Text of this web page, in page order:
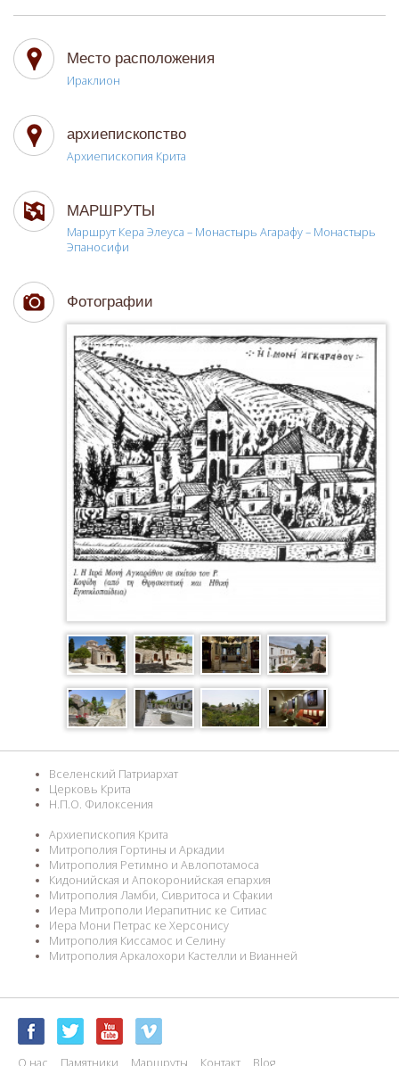
Место расположения
Ираклион
архиепископство
Архиепископия Крита
МАРШРУТЫ
Маршрут Кера Элеуса – Монастырь Агарафу – Монастырь
Эпаносифи
Фотографии
Вселенский Патриархат
Церковь Крита
Н.П.О. Филоксения
Архиепископия Крита
Митрополия Гортины и Аркадии
Митрополия Ретимно и Авлопотамоса
Кидонийская и Апокоронийская епархия
Митрополия Ламби, Сивритоса и Сфакии
Иера Митрополи Иерапитнис ке Ситиас
Иера Мони Петрас ке Херсонису
Митрополия Киссамос и Селину
Митрополия Аркалохори Кастелли и Вианней
О нас Памятники Маршруты Контакт Blog